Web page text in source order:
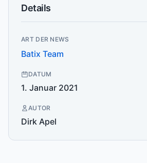
Details
ART DER NEWS
Batix Team
DATUM
1. Januar 2021
AUTOR
Dirk Apel